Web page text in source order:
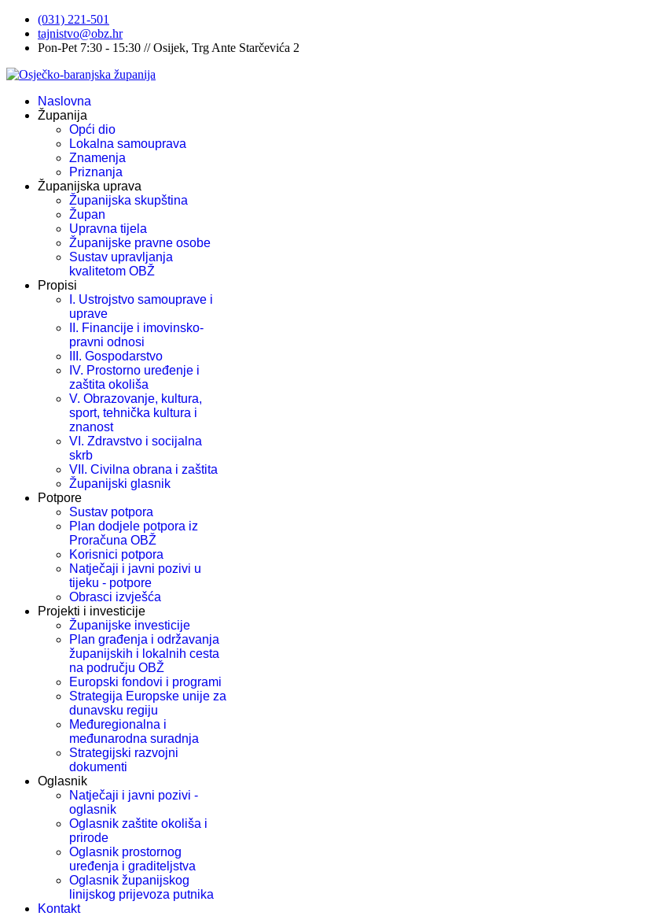
(031) 221-501
tajnistvo@obz.hr
Pon-Pet 7:30 - 15:30 // Osijek, Trg Ante Starčevića 2
Naslovna
Županija
Opći dio
Lokalna samouprava
Znamenja
Priznanja
Županijska uprava
Županijska skupština
Župan
Upravna tijela
Županijske pravne osobe
Sustav upravljanja
kvalitetom OBŽ
Propisi
I. Ustrojstvo samouprave i
uprave
II. Financije i imovinsko-
pravni odnosi
III. Gospodarstvo
IV. Prostorno uređenje i
zaštita okoliša
V. Obrazovanje, kultura,
sport, tehnička kultura i
znanost
VI. Zdravstvo i socijalna
skrb
VII. Civilna obrana i zaštita
Županijski glasnik
Potpore
Sustav potpora
Plan dodjele potpora iz
Proračuna OBŽ
Korisnici potpora
Natječaji i javni pozivi u
tijeku - potpore
Obrasci izvješća
Projekti i investicije
Županijske investicije
Plan građenja i održavanja
županijskih i lokalnih cesta
na području OBŽ
Europski fondovi i programi
Strategija Europske unije za
dunavsku regiju
Međuregionalna i
međunarodna suradnja
Strategijski razvojni
dokumenti
Oglasnik
Natječaji i javni pozivi -
oglasnik
Oglasnik zaštite okoliša i
prirode
Oglasnik prostornog
uređenja i graditeljstva
Oglasnik županijskog
linijskog prijevoza putnika
Kontakt